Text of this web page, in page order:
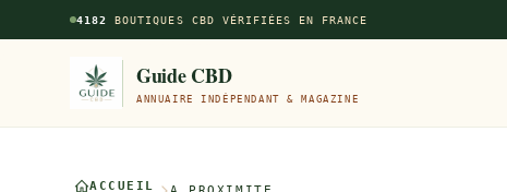
Aller au contenu principal
4182 BOUTIQUES CBD VÉRIFIÉES EN FRANCE
Guide CBD
ANNUAIRE INDÉPENDANT & MAGAZINE
ACCUEIL